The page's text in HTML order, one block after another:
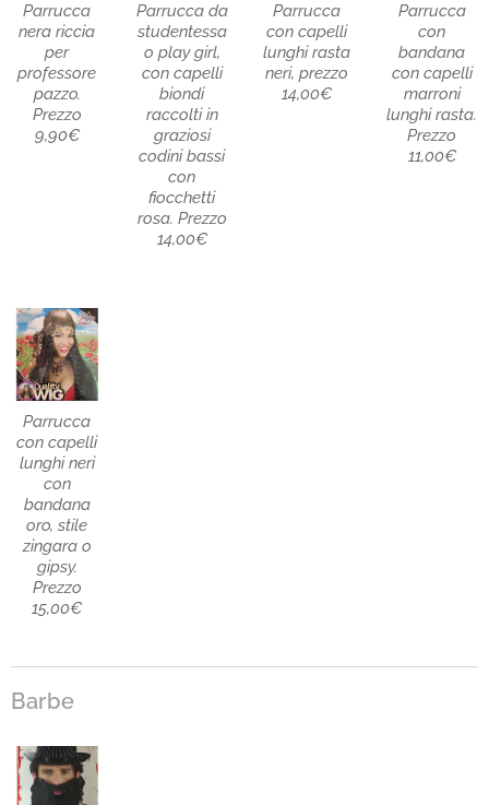
Parrucca
nera riccia
per
professore
pazzo.
Prezzo
9,90€
Parrucca da
studentessa
o play girl,
con capelli
biondi
raccolti in
graziosi
codini bassi
con
fiocchetti
rosa. Prezzo
14,00€
Parrucca
con capelli
lunghi rasta
neri, prezzo
14,00€
Parrucca
con
bandana
con capelli
marroni
lunghi rasta.
Prezzo
11,00€
Parrucca
con capelli
lunghi neri
con
bandana
oro, stile
zingara o
gipsy.
Prezzo
15,00€
Barbe